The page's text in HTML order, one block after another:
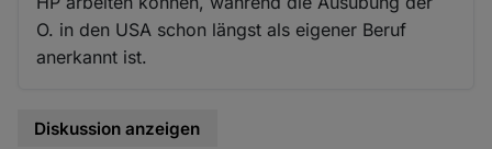
O. in den USA schon längst als eigener Beruf
anerkannt ist.
Diskussion anzeigen